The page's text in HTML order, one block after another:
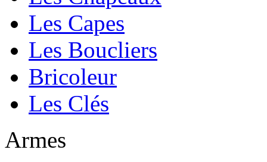
Les Capes
Les Boucliers
Bricoleur
Les Clés
Armes